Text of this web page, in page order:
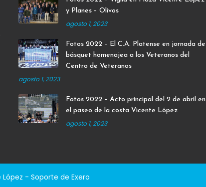
y Planes – Olivos
agosto 1, 2023
Fotos 2022 – El C.A. Platense en jornada de
básquet homenajea a los Veteranos del
Centro de Veteranos
agosto 1, 2023
Fotos 2022 – Acto principal del 2 de abril en
el paseo de la costa Vicente López
agosto 1, 2023
- Soporte de Exero